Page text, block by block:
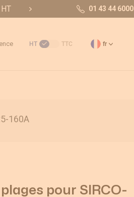
01 43 44 6000
HT TTC fr
160A
pour SIRCO-